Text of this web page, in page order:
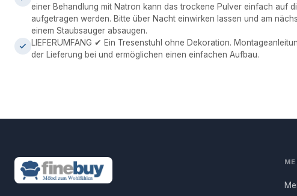
einer Behandlung mit Natron kann das trockene Pulver einfach auf
aufgetragen werden. Bitte über Nacht einwirken lassen und am
einem Staubsauger absaugen.
LIEFERUMFANG ✔ Ein Tresenstuhl ohne Dekoration.
der Lieferung bei und ermöglichen einen einfachen Aufbau.